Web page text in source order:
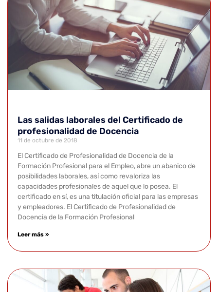
Las salidas laborales del Certificado de
profesionalidad de Docencia
11 de octubre de 2018
El Certificado de Profesionalidad de Docencia de la
Formación Profesional para el Empleo, abre un abanico de
posibilidades laborales, así como revaloriza las
capacidades profesionales de aquel que lo posea. El
certificado en sí, es una titulación oficial para las empresas
y empleadores. El Certificado de Profesionalidad de
Docencia de la Formación Profesional
Leer más »